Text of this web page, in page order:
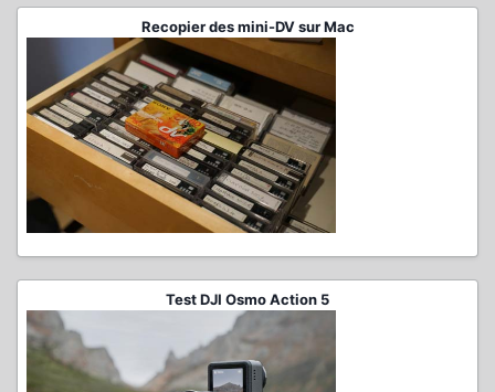
Recopier des mini-DV sur Mac
Test DJI Osmo Action 5